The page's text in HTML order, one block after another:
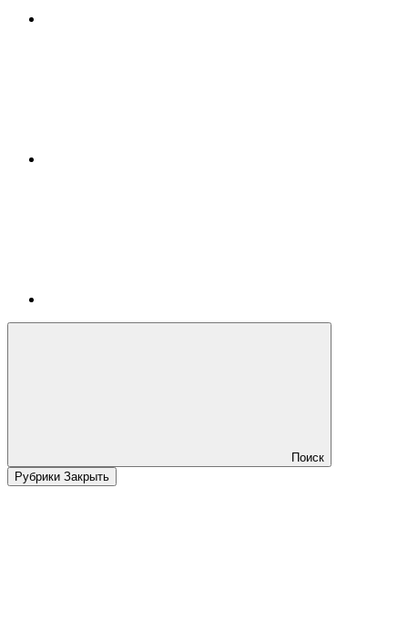
Поиск
Рубрики Закрыть